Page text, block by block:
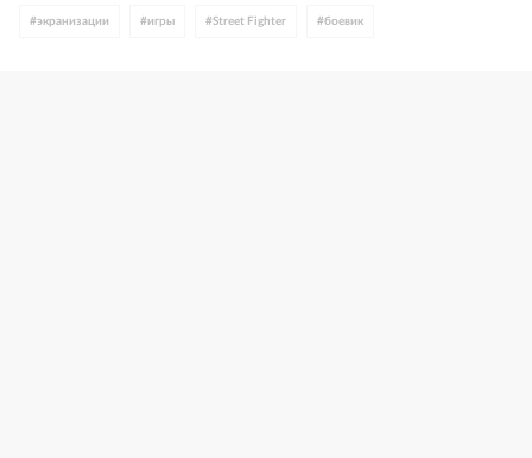
#экранизации #игры #Street Fighter #боевик